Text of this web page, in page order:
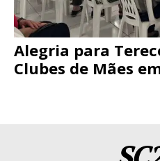
Alegria para
Clubes de Mães